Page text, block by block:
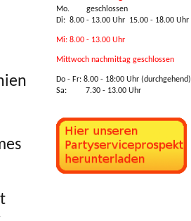
Mo. geschlossen
Di: 8.00 - 13.00 Uhr 15.00 - 18.00 Uhr
Mi: 8.00 - 13.00 Uhr
Mittwoch nachmittag geschlossen
Do - Fr: 8.00 - 18:00 Uhr (durchgehend)
Sa: 7.30 - 13.00 Uhr